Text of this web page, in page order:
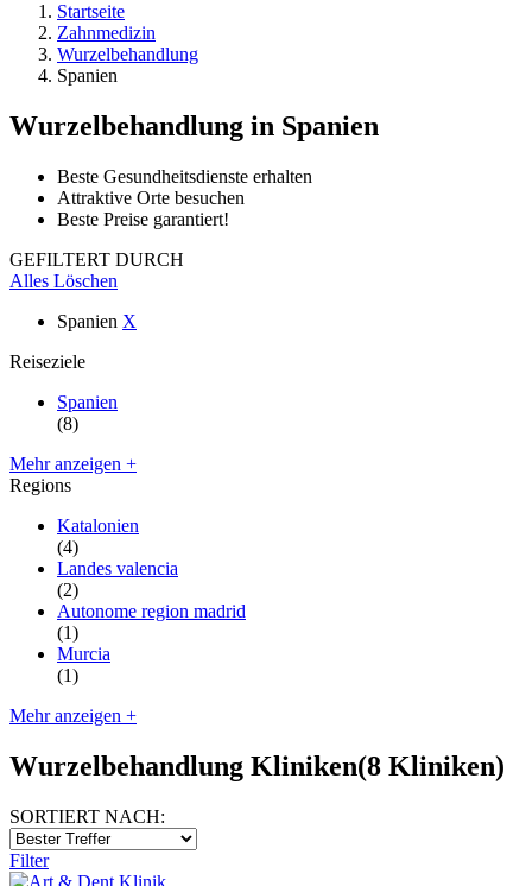
Startseite
Zahnmedizin
Wurzelbehandlung
Spanien
Wurzelbehandlung in Spanien
Beste Gesundheitsdienste erhalten
Attraktive Orte besuchen
Beste Preise garantiert!
GEFILTERT DURCH
Alles Löschen
Spanien X
Reiseziele
Spanien
(8)
Mehr anzeigen +
Regions
Katalonien
(4)
Landes valencia
(2)
Autonome region madrid
(1)
Murcia
(1)
Mehr anzeigen +
Wurzelbehandlung Kliniken(8 Kliniken)
SORTIERT NACH:
Filter